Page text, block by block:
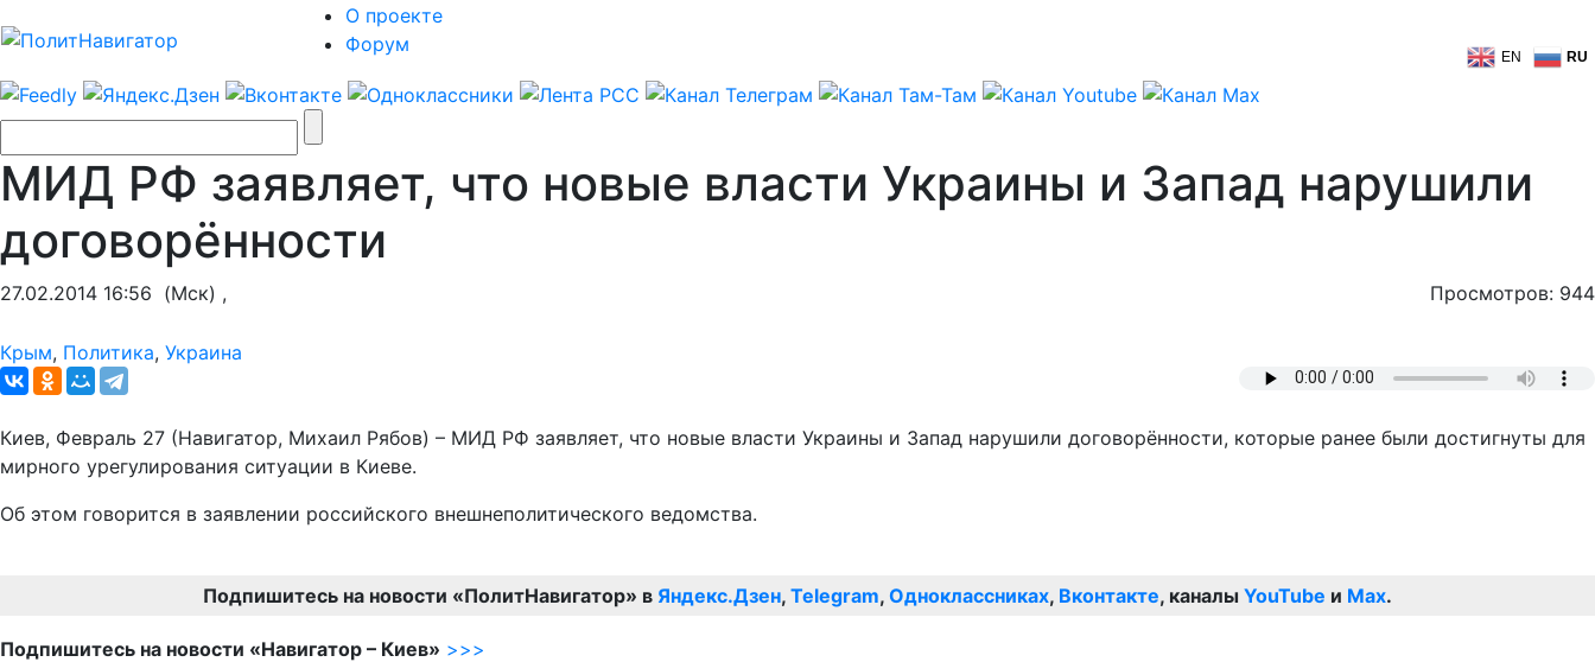
О проекте
Форум
EN RU
МИД РФ заявляет, что новые власти Украины и Запад нарушили
договорённости
27.02.2014 16:56 (Мск) , Просмотров: 944
Крым, Политика, Украина
Киев, Февраль 27 (Навигатор, Михаил Рябов) – МИД РФ заявляет, что новые власти Украины и Запад нарушили договорённости, которые ранее были достигнуты для
мирного урегулирования ситуации в Киеве.
Об этом говорится в заявлении российского внешнеполитического ведомства.
Подпишитесь на новости «ПолитНавигатор» в Яндекс.Дзен, Telegram, Одноклассниках, Вконтакте, каналы YouTube и Max.
Подпишитесь на новости «Навигатор – Киев» >>>